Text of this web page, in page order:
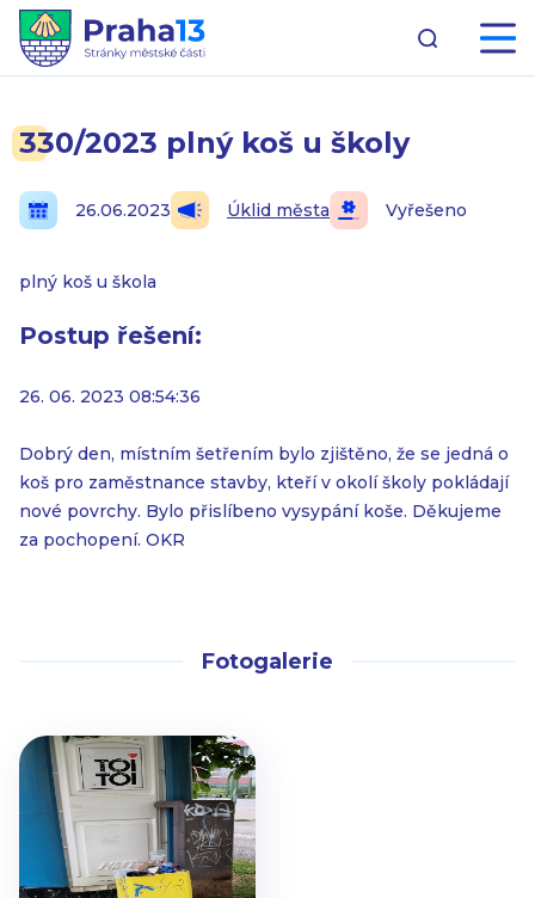
330/2023 plný koš u školy
26.06.2023 Úklid města Vyřešeno
plný koš u škola
Postup řešení:
26. 06. 2023 08:54:36
Dobrý den, místním šetřením bylo zjištěno, že se jedná o
koš pro zaměstnance stavby, kteří v okolí školy pokládají
nové povrchy. Bylo přislíbeno vysypání koše. Děkujeme
za pochopení. OKR
Fotogalerie